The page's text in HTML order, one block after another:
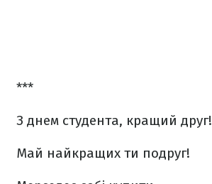
***
З днем студента, кращий друг!
Май найкращих ти подруг!